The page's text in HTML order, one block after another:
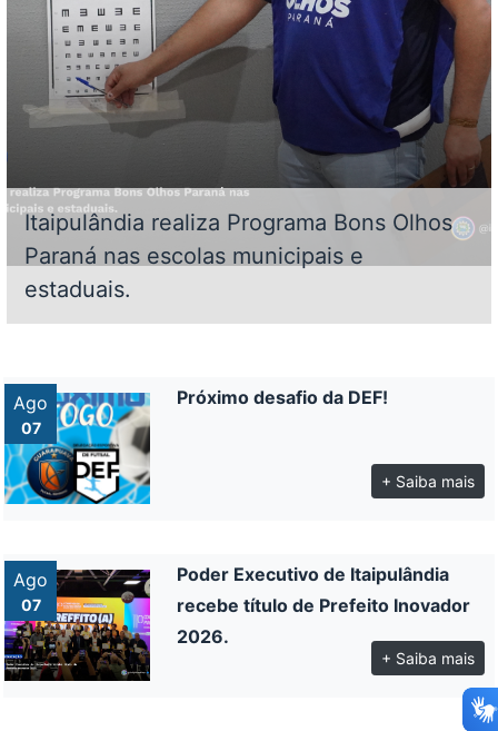
Itaipulândia realiza Programa Bons Olhos
Paraná nas escolas municipais e
estaduais.
Ago
07
Próximo desafio da DEF!
+ Saiba mais
Ago
07
Poder Executivo de Itaipulândia
recebe título de Prefeito Inovador
2026.
+ Saiba mais